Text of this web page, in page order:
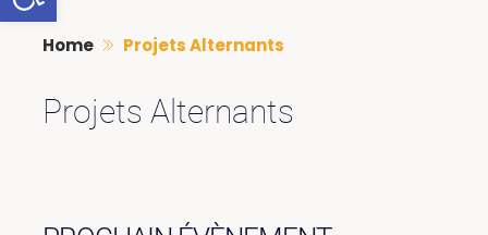
Home Projets Alternants
Projets Alternants